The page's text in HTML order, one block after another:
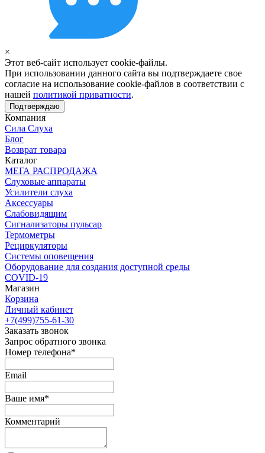
×
Этот веб-сайт использует cookie-файлы.
При использовании данного сайта вы подтверждаете свое
согласие на использование cookie-файлов в соответствии с
нашей политикой приватности.
Подтверждаю
Компания
Сила Слуха
Блог
Возврат товара
Каталог
МЕГА РАСПРОДАЖА
Слуховые аппараты
Усилители слуха
Аксессуары
Слабовидящим
Сигнализаторы пульсар
Термометры
Рециркуляторы
Cистемы оповещения
Оборудование для создания доступной среды
COVID-19
Магазин
Корзина
Личный кабинет
+7(499)755-61-30
Заказать звонок
Запрос обратного звонка
Номер телефона*
Email
Ваше имя*
Комментарий